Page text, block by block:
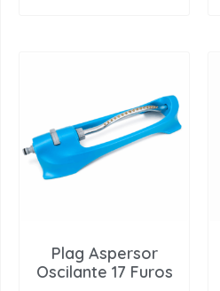
Plag Aspersor
Oscilante 17 Furos